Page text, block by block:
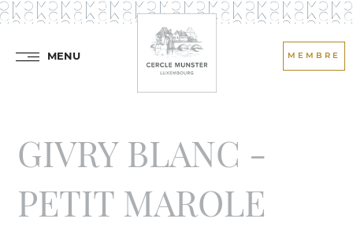
MENU MEMBRE
GIVRY BLANC -
PETIT MAROLE